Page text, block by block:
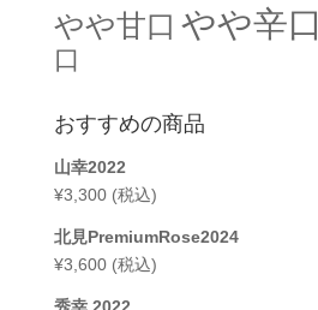
やや甘口 やや辛口
口
おすすめの商品
山幸2022
¥3,300 (税込)
北見PremiumRose2024
¥3,600 (税込)